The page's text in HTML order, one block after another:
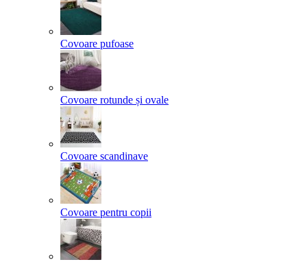
Covoare pufoase
Covoare rotunde și ovale
Covoare scandinave
Covoare pentru copii